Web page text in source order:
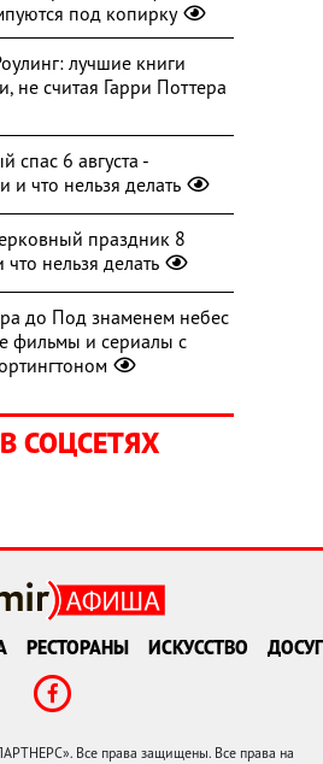
под копирку
лучшие книги
не считая Гарри Поттера
спас 6 августа -
и что нельзя делать
праздник 8
что нельзя делать
до Под знаменем небес
фильмы и сериалы с
СОЦСЕТЯХ
РЕСТОРАНЫ ИСКУССТВО ДОСУГ
Все права защищены. Все права на